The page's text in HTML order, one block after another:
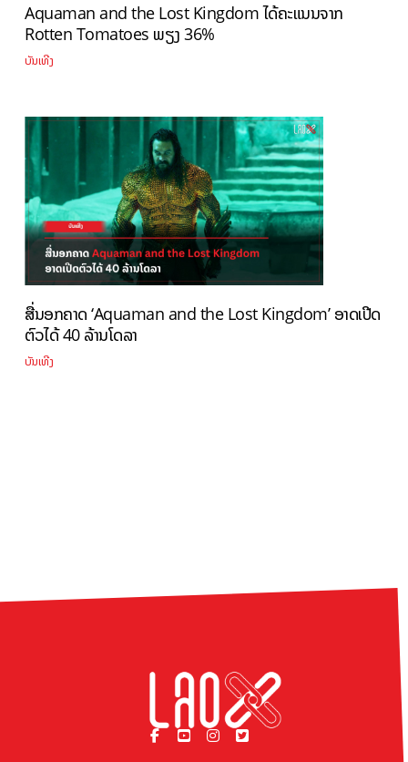
Aquaman and the Lost Kingdom ໄດ້ຄະແນນຈາກ
Rotten Tomatoes ພຽງ 36%
ບັນເທີງ
ສື່ນອກຄາດ ‘Aquaman and the Lost Kingdom’ ອາດເປີດ
ຕົວໄດ້ 40 ລ້ານໂດລາ
ບັນເທີງ